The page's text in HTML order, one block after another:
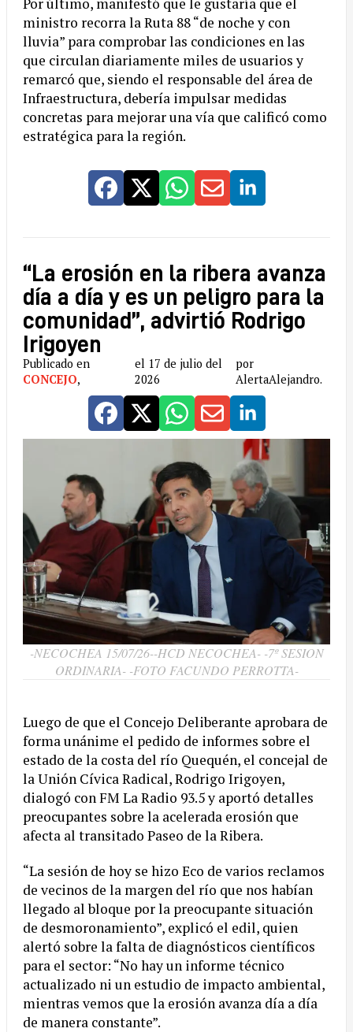
ministro recorra la Ruta 88 “de noche y con
lluvia” para comprobar las condiciones en las
que circulan diariamente miles de usuarios y
remarcó que, siendo el responsable del área de
Infraestructura, debería impulsar medidas
concretas para mejorar una vía que calificó como
estratégica para la región.
“La erosión en la ribera avanza
día a día y es un peligro para la
comunidad”, advirtió Rodrigo
Irigoyen
Publicado en
CONCEJO,
el 17 de julio del
2026
por
AlertaAlejandro.
-NECOCHEA 15/07/26--HCD NECOCHEA- -7º SESION
ORDINARIA- -FOTO FACUNDO PERROTTA-
Luego de que el Concejo Deliberante aprobara de
forma unánime el pedido de informes sobre el
estado de la costa del río Quequén, el concejal de
la Unión Cívica Radical, Rodrigo Irigoyen,
dialogó con FM La Radio 93.5 y aportó detalles
preocupantes sobre la acelerada erosión que
afecta al transitado Paseo de la Ribera.
“La sesión de hoy se hizo Eco de varios reclamos
de vecinos de la margen del río que nos habían
llegado al bloque por la preocupante situación
de desmoronamiento”, explicó el edil, quien
alertó sobre la falta de diagnósticos científicos
para el sector: “No hay un informe técnico
actualizado ni un estudio de impacto ambiental,
mientras vemos que la erosión avanza día a día
de manera constante”.